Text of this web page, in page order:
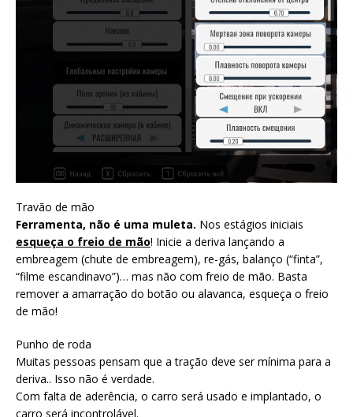
Travão de mão
Ferramenta, não é uma muleta. Nos estágios iniciais
esqueça o freio de mão! Inicie a deriva lançando a
embreagem (chute de embreagem), re-gás, balanço (“finta”,
“filme escandinavo”)… mas não com freio de mão. Basta
remover a amarração do botão ou alavanca, esqueça o freio
de mão!
Punho de roda
Muitas pessoas pensam que a tração deve ser mínima para a
deriva.. Isso não é verdade.
Com falta de aderência, o carro será usado e implantado, o
carro será incontrolável.